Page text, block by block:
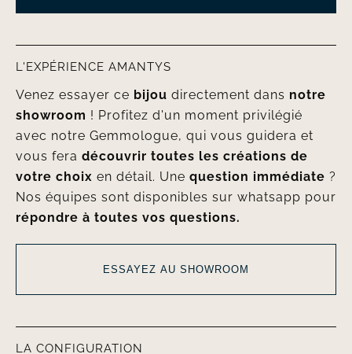
L'EXPÉRIENCE AMANTYS
Venez essayer ce bijou directement dans notre
showroom ! Profitez d'un moment privilégié
avec notre Gemmologue, qui vous guidera et
vous fera découvrir toutes les créations de
votre choix en détail. Une question immédiate ?
Nos équipes sont disponibles sur whatsapp pour
répondre à toutes vos questions.
ESSAYEZ AU SHOWROOM
LA CONFIGURATION